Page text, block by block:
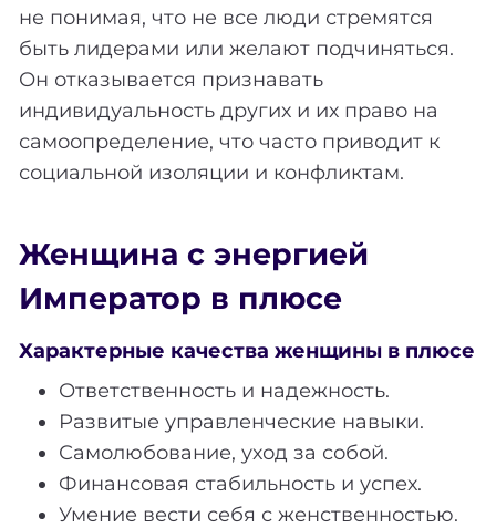
не понимая, что не все люди стремятся
быть лидерами или желают подчиняться.
Он отказывается признавать
индивидуальность других и их право на
самоопределение, что часто приводит к
социальной изоляции и конфликтам.
Женщина с энергией
Император в плюсе
Характерные качества женщины в плюсе
Ответственность и надежность.
Развитые управленческие навыки.
Самолюбование, уход за собой.
Финансовая стабильность и успех.
Умение вести себя с женственностью.